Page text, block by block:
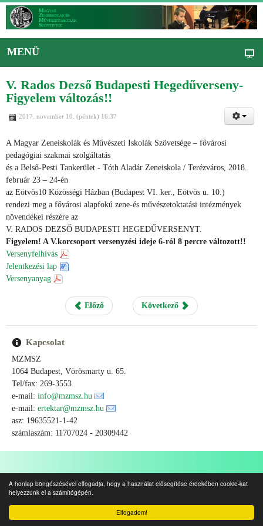
Elfogadom!
A honlap böngészésével elfogadja, hogy a használat elősegítése érdekében cookie-kat
helyezzünk el a számítógépén.
MENÜ
V. Rados Dezső Budapesti Hegedűverseny-
Figyelem változás!!
2017. november 10. (péntek) 16:37
A Magyar Zeneiskolák és Művészeti Iskolák Szövetsége – fővárosi
pedagógiai szakmai szolgáltatás
és a Belső-Pesti Tankerület - Tóth Aladár Zeneiskola / Terézváros, 2018.
február 23 – 24-én
az Eötvös10 Közösségi Házban (Budapest VI. ker., Eötvös u. 10.)
rendezi meg a fővárosi alapfokú zene-és művészetoktatási intézmények
növendékei részére az
V. RADOS DEZSŐ BUDAPESTI HEGEDŰVERSENYT.
Figyelem! A V.korcsoport versenyzési ideje 6-ról 8 percre változott!!
Versenyfelhívás
Jelentkezési lap
Versenyanyag
Előző Következő
Kapcsolat
MZMSZ
1064 Budapest, Vörösmarty u. 65.
Tel/fax: 269-3553
e-mail: info@mzmsz.hu
e-mail: ertektar@mzmsz.hu
asz: 19635521-1-42
számlaszám: 11707024 - 20309442